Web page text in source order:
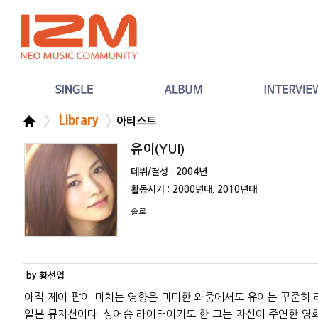
Library 아티스트
유이(YUI)
데뷔/결성 : 2004년
활동시기 : 2000년대. 2010년대
솔로
by 황선업
아직 제이 팝이 미치는 영향은 미미한 와중에서도 유이는 꾸준히
일본 뮤지션이다. 싱어송 라이터이기도 한 그는 자신이 주연한